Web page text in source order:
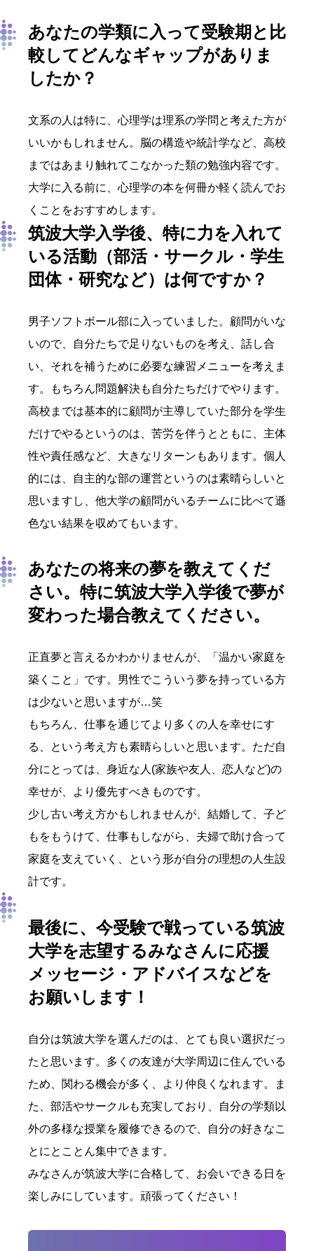
あなたの学類に入って受験期と比
較してどんなギャップがありま
したか？
文系の人は特に、心理学は理系の学問と考えた方が
いいかもしれません。脳の構造や統計学など、高校
まではあまり触れてこなかった類の勉強内容です。
大学に入る前に、心理学の本を何冊か軽く読んでお
くことをおすすめします。
筑波大学入学後、特に力を入れて
いる活動 （部活・サークル・学生
団体・研究など） は何ですか？
男子ソフトボール部に入っていました。顧問がいな
いので、自分たちで足りないものを考え、話し合
い、それを補うために必要な練習メニューを考えま
す。もちろん問題解決も自分たちだけでやります。
高校までは基本的に顧問が主導していた部分を学生
だけでやるというのは、苦労を伴うとともに、主体
性や責任感など、大きなリターンもあります。個人
的には、自主的な部の運営というのは素晴らしいと
思いますし、他大学の顧問がいるチームに比べて遜
色ない結果を収めてもいます。
あなたの将来の夢を教えて くだ
さい。 特に筑波大学入学後で夢が
変わった場合教えてください。
正直夢と言えるかわかりませんが、「温かい家庭を
築くこと」です。男性でこういう夢を持っている方
は少ないと思いますが…笑
もちろん、仕事を通じてより多くの人を幸せにす
る、という考え方も素晴らしいと思います。ただ自
分にとっては、身近な人(家族や友人、恋人など)の
幸せが、より優先すべきものです。
少し古い考え方かもしれませんが、結婚して、子ど
もをもうけて、仕事もしながら、夫婦で助け合って
家庭を支えていく、という形が自分の理想の人生設
計です。
最後に、今受験で戦っている筑波
大学を志望するみなさんに応援
メッセージ・アドバイスなどを
お願いします！
自分は筑波大学を選んだのは、とても良い選択だっ
たと思います。多くの友達が大学周辺に住んでいる
ため、関わる機会が多く、より仲良くなれます。ま
た、部活やサークルも充実しており、自分の学類以
外の多様な授業を履修できるので、自分の好きなこ
とにとことん集中できます。
みなさんが筑波大学に合格して、お会いできる日を
楽しみにしています。頑張ってください！